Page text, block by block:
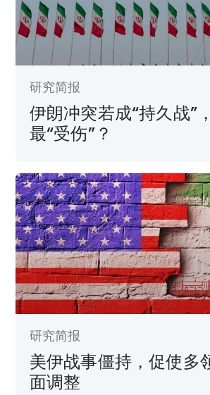
研究简报
伊朗冲突若成“持久战”
最“受伤”？
研究简报
美伊战事僵持，促使多
面调整